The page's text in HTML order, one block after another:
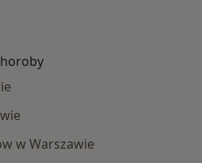
w Warszawie